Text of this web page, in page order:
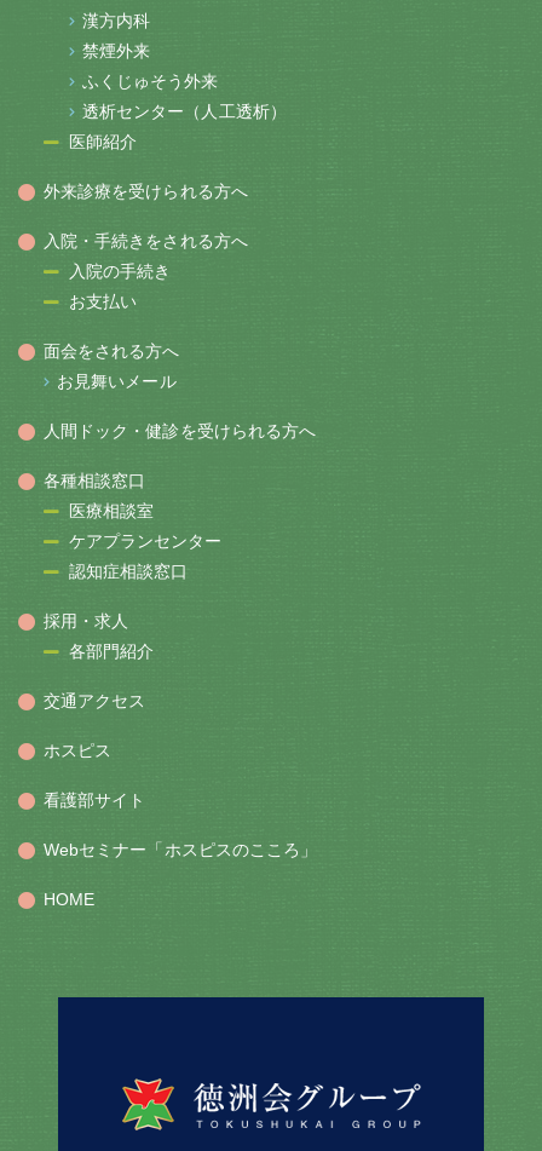
漢方内科
禁煙外来
ふくじゅそう外来
透析センター（人工透析）
医師紹介
外来診療を受けられる方へ
入院・手続きをされる方へ
入院の手続き
お支払い
面会をされる方へ
お見舞いメール
人間ドック・健診を受けられる方へ
各種相談窓口
医療相談室
ケアプランセンター
認知症相談窓口
採用・求人
各部門紹介
交通アクセス
ホスピス
看護部サイト
Webセミナー「ホスピスのこころ」
HOME